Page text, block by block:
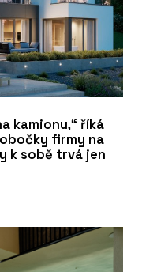
kamionu,“ říká
firmy na
k sobě trvá jen